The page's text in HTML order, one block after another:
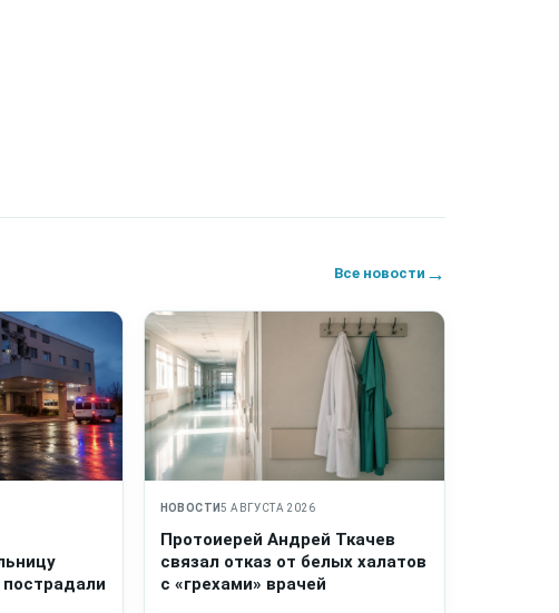
Все новости →
НОВОСТИ5 АВГУСТА 2026
Протоиерей Андрей Ткачев
связал отказ от белых халатов
с «грехами» врачей